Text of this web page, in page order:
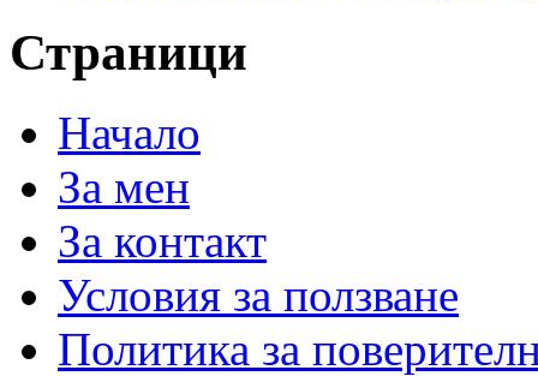
Страници
Начало
За мен
За контакт
Условия за ползване
Политика за